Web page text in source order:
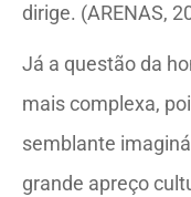
dirige. (ARENAS,
Já a questão da
mais complexa,
semblante
grande apreço